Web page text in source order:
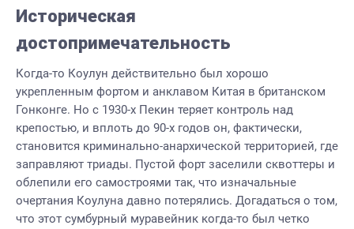
Историческая
достопримечательность
Когда-то Коулун действительно был хорошо
укрепленным фортом и анклавом Китая в британском
Гонконге. Но с 1930-х Пекин теряет контроль над
крепостью, и вплоть до 90-х годов он, фактически,
становится криминально-анархической территорией, где
заправляют триады. Пустой форт заселили сквоттеры и
облепили его самостроями так, что изначальные
очертания Коулуна давно потерялись. Догадаться о том,
что этот сумбурный муравейник когда-то был четко